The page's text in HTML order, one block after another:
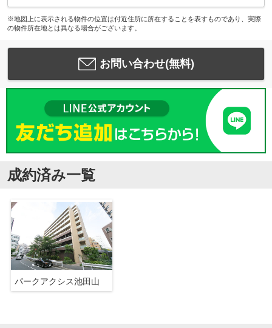
※地図上に表示される物件の位置は付近住所に所在することを表すものであり、実際
の物件所在地とは異なる場合がございます。
お問い合わせ(無料)
成約済み一覧
パークアクシス池田山